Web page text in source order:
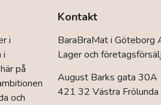
i
i
på
och
Kontakt
BaraBraMat i Göteborg
Lager och
August Barks gata 30A
421 32 Västra Frölunda